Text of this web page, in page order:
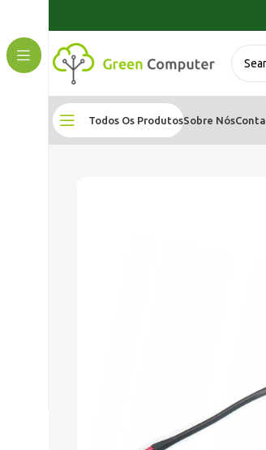
Todos Os ProdutosSobre Nós